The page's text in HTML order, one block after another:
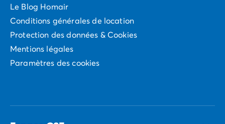
Le Blog Homair
Conditions générales de location
Protection des données & Cookies
Mentions légales
Paramètres des cookies